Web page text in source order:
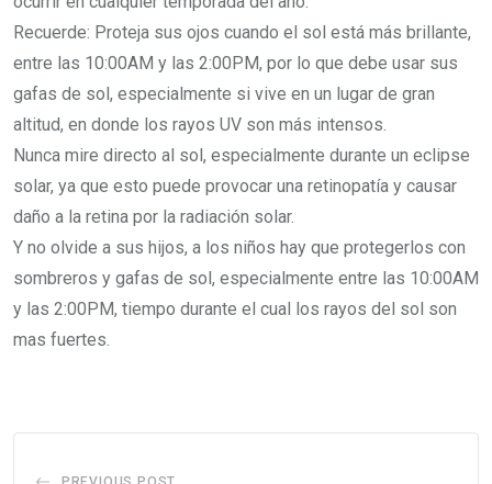
Recuerde: Proteja sus ojos cuando el sol está más brillante,
entre las 10:00AM y las 2:00PM, por lo que debe usar sus
gafas de sol, especialmente si vive en un lugar de gran
altitud, en donde los rayos UV son más intensos.
Nunca mire directo al sol, especialmente durante un eclipse
solar, ya que esto puede provocar una retinopatía y causar
daño a la retina por la radiación solar.
Y no olvide a sus hijos, a los niños hay que protegerlos con
sombreros y gafas de sol, especialmente entre las 10:00AM
y las 2:00PM, tiempo durante el cual los rayos del sol son
mas fuertes.